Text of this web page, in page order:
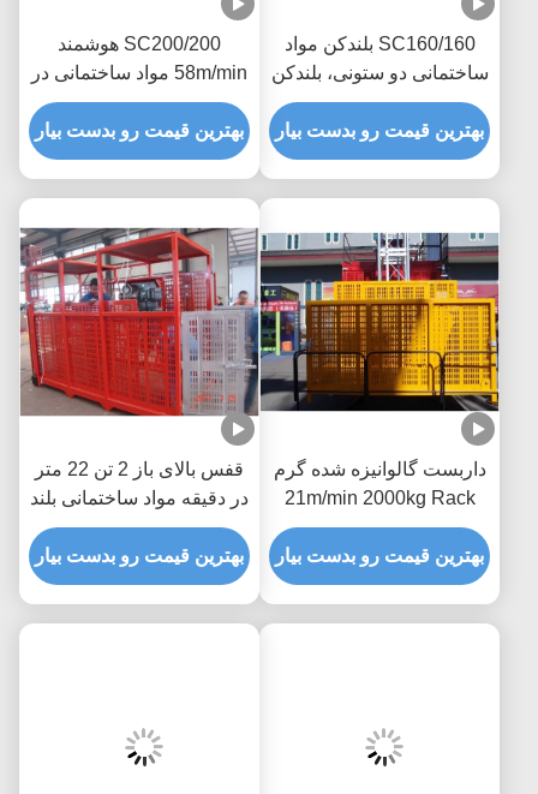
SC160/160 بلندکن مواد
ساختمانی دو ستونی، بلندکن
مسافرتی 30
بهترین قیمت رو بدست بیار
SC200/200 هوشمند
58m/min مواد ساختمانی در
محل ساخت
بهترین قیمت رو بدست بیار
داربست گالوانیزه شده گرم
21m/min 2000kg Rack
And Pinion ساخت و ساز
بلند برای مواد
بهترین قیمت رو بدست بیار
قفس بالای باز 2 تن 22 متر
در دقیقه مواد ساختمانی بلند
کردن در محل ساخت و ساز
بلند کردن محل ساخت و
ساز
بهترین قیمت رو بدست بیار